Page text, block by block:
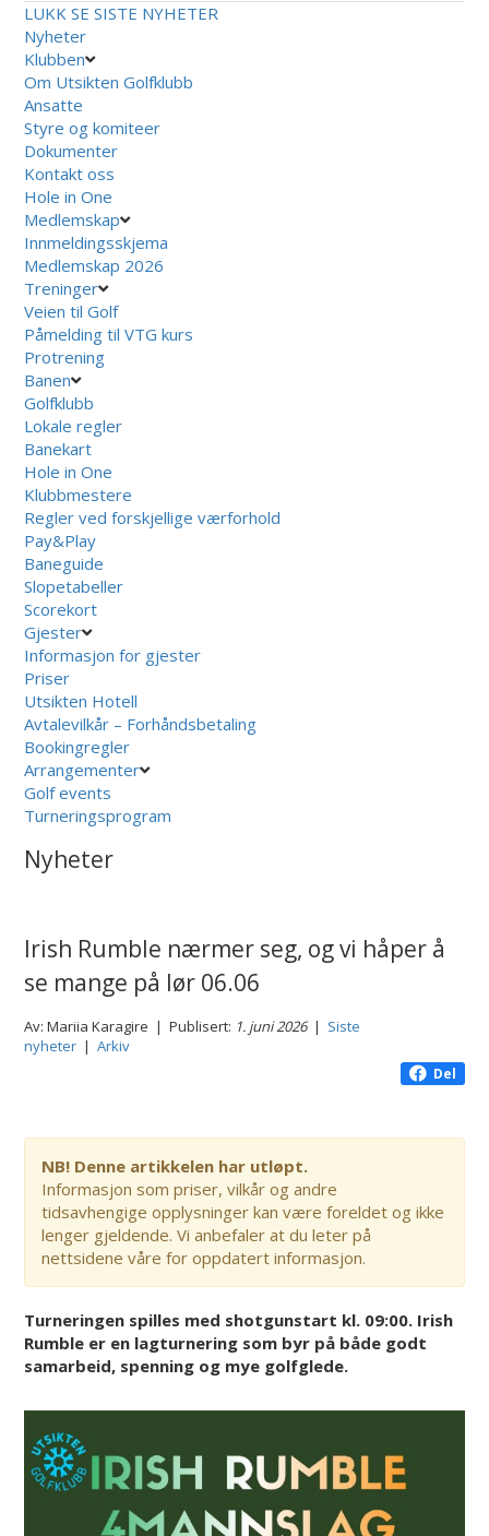
LUKK SE SISTE NYHETER
Nyheter
Klubben
Om Utsikten Golfklubb
Ansatte
Styre og komiteer
Dokumenter
Kontakt oss
Hole in One
Medlemskap
Innmeldingsskjema
Medlemskap 2026
Treninger
Veien til Golf
Påmelding til VTG kurs
Protrening
Banen
Golfklubb
Lokale regler
Banekart
Hole in One
Klubbmestere
Regler ved forskjellige værforhold
Pay&Play
Baneguide
Slopetabeller
Scorekort
Gjester
Informasjon for gjester
Priser
Utsikten Hotell
Avtalevilkår – Forhåndsbetaling
Bookingregler
Arrangementer
Golf events
Turneringsprogram
Nyheter
Irish Rumble nærmer seg, og vi håper å
se mange på lør 06.06
Av: Mariia Karagire | Publisert: 1. juni 2026| Siste
nyheter |Arkiv
Del
NB! Denne artikkelen har utløpt.
Informasjon som priser, vilkår og andre
tidsavhengige opplysninger kan være foreldet og ikke
lenger gjeldende. Vi anbefaler at du leter på
nettsidene våre for oppdatert informasjon.
Turneringen spilles med shotgunstart kl. 09:00. Irish
Rumble er en lagturnering som byr på både godt
samarbeid, spenning og mye golfglede.